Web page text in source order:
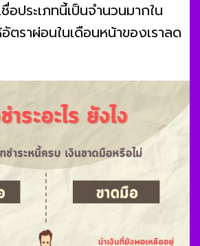
อประเภทนี้เป็นจำนวนมากใน
ตราผ่อนในเดือนหน้าของเราลด